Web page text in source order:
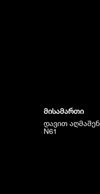
მისამართი
დავით
N61